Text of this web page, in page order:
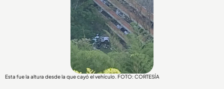
Esta fue la altura desde la que cayó el vehículo. FOTO: CORTESÍA